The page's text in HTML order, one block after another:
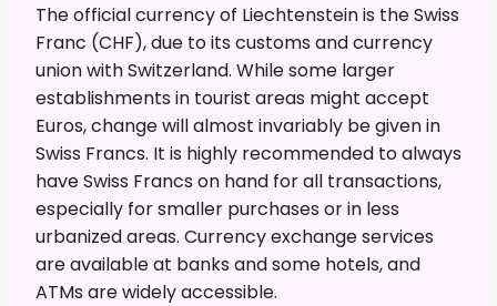
The official currency of Liechtenstein is the Swiss
Franc (CHF), due to its customs and currency
union with Switzerland. While some larger
establishments in tourist areas might accept
Euros, change will almost invariably be given in
Swiss Francs. It is highly recommended to always
have Swiss Francs on hand for all transactions,
especially for smaller purchases or in less
urbanized areas. Currency exchange services
are available at banks and some hotels, and
ATMs are widely accessible.